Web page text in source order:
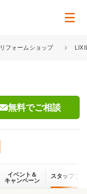
フォームショップ
無料でご相談
イベント＆
キャンペーン
スタッフブ